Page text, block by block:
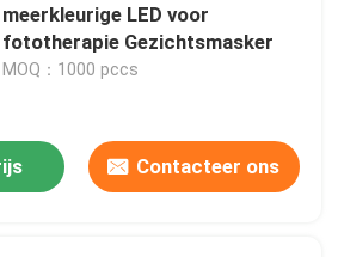
meerkleurige LED voor
fototherapie Gezichtsmasker
MOQ：1000 pccs
Contacteer ons